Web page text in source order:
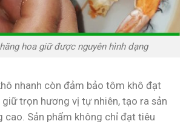
hoa giữ được nguyên hình dạng
nhanh còn đảm bảo tôm khô đạt
trọn hương vị tự nhiên, tạo ra sản
cao. Sản phẩm không chỉ đạt tiêu